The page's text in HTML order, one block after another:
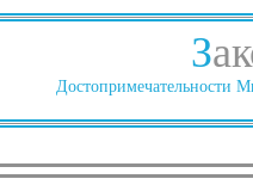
З
Достопримечательности